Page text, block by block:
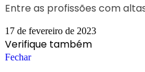
Entre as profissões com
17 de fevereiro de 2023
Verifique também
Fechar